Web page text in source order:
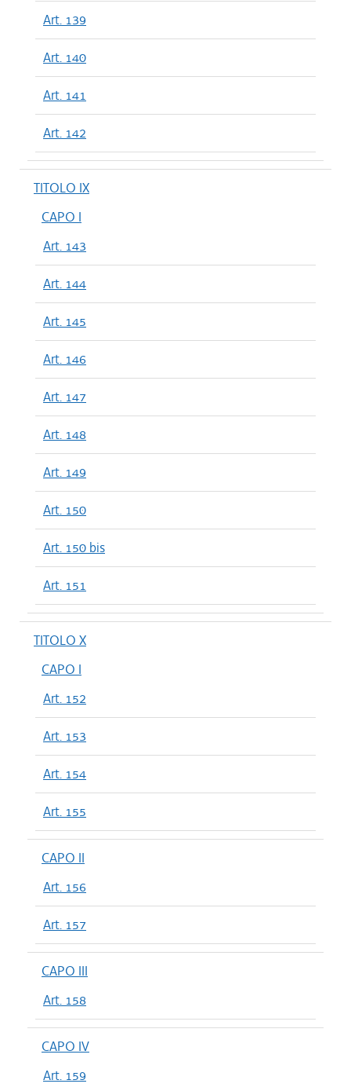
Art. 139
Art. 140
Art. 141
Art. 142
TITOLO IX
CAPO I
Art. 143
Art. 144
Art. 145
Art. 146
Art. 147
Art. 148
Art. 149
Art. 150
Art. 150 bis
Art. 151
TITOLO X
CAPO I
Art. 152
Art. 153
Art. 154
Art. 155
CAPO II
Art. 156
Art. 157
CAPO III
Art. 158
CAPO IV
Art. 159